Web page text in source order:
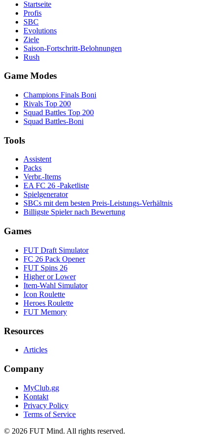
Startseite
Profis
SBC
Evolutions
Ziele
Saison-Fortschritt-Belohnungen
Rush
Game Modes
Champions Finals Boni
Rivals Top 200
Squad Battles Top 200
Squad Battles-Boni
Tools
Assistent
Packs
Verbr.-Items
EA FC 26 -Paketliste
Spielgenerator
SBCs mit dem besten Preis-Leistungs-Verhältnis
Billigste Spieler nach Bewertung
Games
FUT Draft Simulator
FC 26 Pack Opener
FUT Spins 26
Higher or Lower
Item-Wahl Simulator
Icon Roulette
Heroes Roulette
FUT Memory
Resources
Articles
Company
MyClub.gg
Kontakt
Privacy Policy
Terms of Service
© 2026 FUT Mind. All rights reserved.